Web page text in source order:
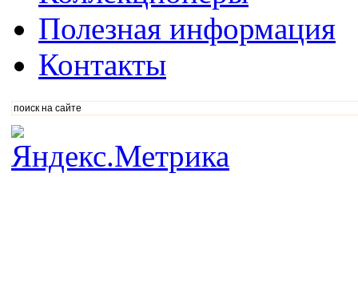
Полезная информация
Контакты